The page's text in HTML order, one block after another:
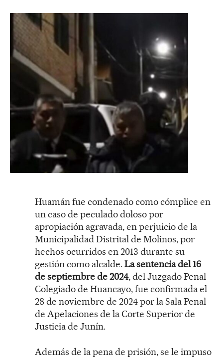
Huamán fue condenado como cómplice en
un caso de peculado doloso por
apropiación agravada, en perjuicio de la
Municipalidad Distrital de Molinos, por
hechos ocurridos en 2013 durante su
gestión como alcalde.La sentencia del 16
de septiembre de 2024, del Juzgado Penal
Colegiado de Huancayo, fue confirmada el
28 de noviembre de 2024 por la Sala Penal
de Apelaciones de la Corte Superior de
Justicia de Junín.
Además de la pena de prisión, se le impuso